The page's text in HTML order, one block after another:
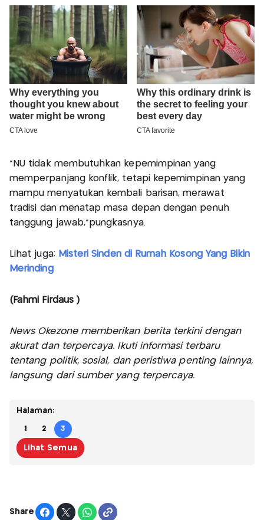
"NU tidak membutuhkan kepemimpinan yang
memperpanjang konflik, tetapi kepemimpinan yang
mampu menyatukan kembali barisan, merawat
tradisi dan menatap masa depan dengan penuh
tanggung jawab,"pungkasnya.
Lihat juga: Misteri Sinden di Rumah Kosong Yang Bikin
Merinding
(Fahmi Firdaus )
News Okezone memberikan berita terkini dengan
akurat dan terpercaya. Ikuti informasi terbaru
tentang politik, sosial, dan peristiwa penting lainnya,
langsung dari sumber yang terpercaya.
Halaman:
1 2 3
Lihat Semua
Share